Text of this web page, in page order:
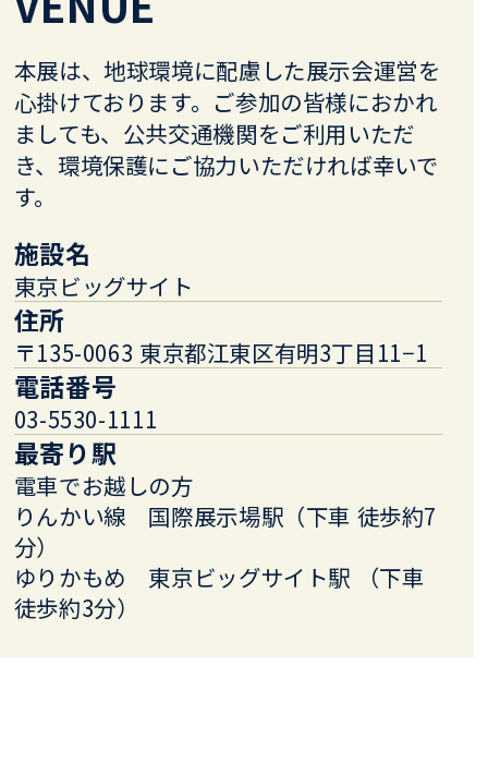
本展は、地球環境に配慮した展示会運営を
心掛けております。 ご参加の皆様におかれ
ましても、公共交通機関をご利用いただ
き、環境保護にご協力いただければ幸いで
す。
施設名
東京ビッグサイト
住所
〒135-0063 東京都江東区有明3丁目11−1
電話番号
03-5530-1111
最寄り駅
電車でお越しの方
りんかい線 国際展示場駅（下車 徒歩約7
分）
ゆりかもめ 東京ビッグサイト駅 （下車
徒歩約3分）